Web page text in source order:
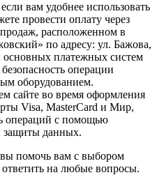
если вам удобнее использовать
провести оплату через
расположенном в
по адресу: ул. Бажова,
платежных систем
операции
оборудованием.
сайте во время оформления
Visa, MasterCard и Мир,
операций с помощью
защиты данных.
помочь вам с выбором
на любые вопросы.